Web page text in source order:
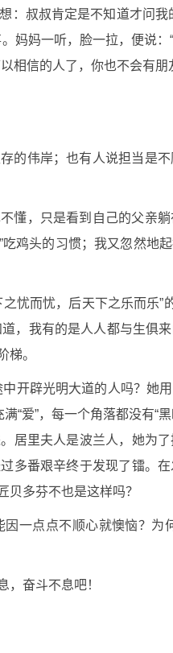
叔叔肯定是不知道才问
妈妈一听，脸一拉，便说
相信的人了，你也不会有
的伟岸；也有人说担当是
懂，只是看到自己的父亲
吃鸡头的习惯；我又忽然
忧而忧，后天下之乐而乐
，我有的是人人都与生俱
梯。
开辟光明大道的人吗？她
“爱”，每一个角落都没有
居里夫人是波兰人，她为
多番艰辛终于发现了镭。
贝多芬不也是这样吗？
一点点不顺心就懊恼？
，奋斗不息吧！